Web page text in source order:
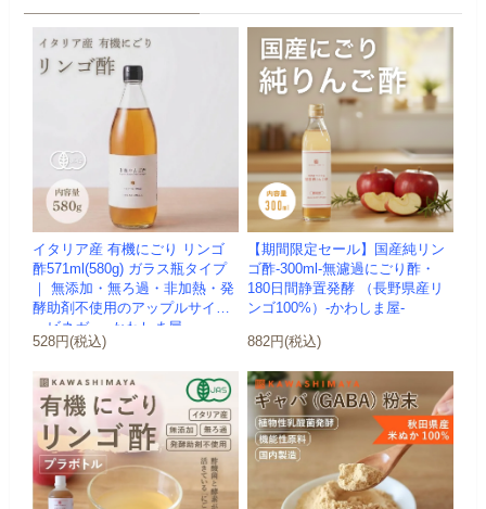
イタリア産 有機にごり リンゴ
酢571ml(580g) ガラス瓶タイプ
｜ 無添加・無ろ過・非加熱・発
酵助剤不使用のアップルサイダ
ービネガー -かわしま屋-
528円(税込)
【期間限定セール】国産純リン
ゴ酢-300ml-無濾過にごり酢・
180日間静置発酵 （長野県産リ
ンゴ100%）-かわしま屋-
882円(税込)